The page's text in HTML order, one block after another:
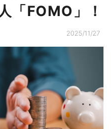
「FOMO」！
2025/11/27